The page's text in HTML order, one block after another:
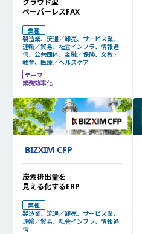
クラウド型
ペーパーレスFAX
業種
製造業、流通／卸売、サービス業、
運輸／貿易、社会インフラ、情報通
信、公共団体、金融／保険、文教／
教育、医療／ヘルスケア
テーマ
業務効率化
BIZXIM CFP
炭素排出量を
見える化するERP
業種
製造業、流通／卸売、サービス業、
運輸／貿易、社会インフラ、情報通
信